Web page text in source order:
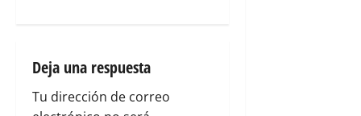
ó
Deja una respuesta
Tu dirección de correo